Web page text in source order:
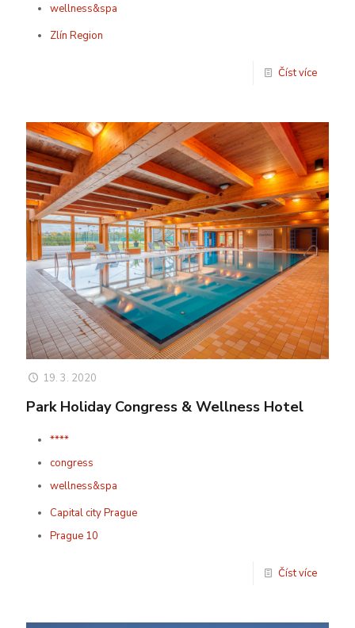
wellness&spa
Zlín Region
Číst více
19. 3. 2020
Park Holiday Congress & Wellness Hotel
****
congress
wellness&spa
Capital city Prague
Prague 10
Číst více